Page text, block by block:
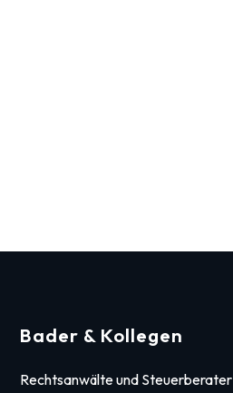
Bader & Kollegen
Rechtsanwälte und Steuerberater